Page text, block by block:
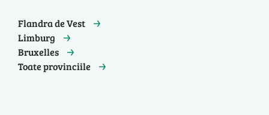
Flandra de Vest
Limburg
Bruxelles
Toate provinciile